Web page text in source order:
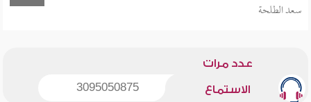
سعد الطلحة
عدد مرات
الاستماع 3095050875